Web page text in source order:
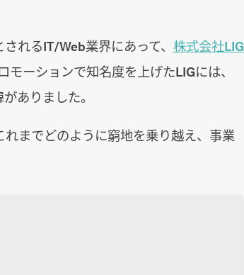
れるIT/Web業界にあって、 株式会社LIG
ーションで知名度を上げたLIGには、
ありました。
までどのように窮地を乗り越え、事業